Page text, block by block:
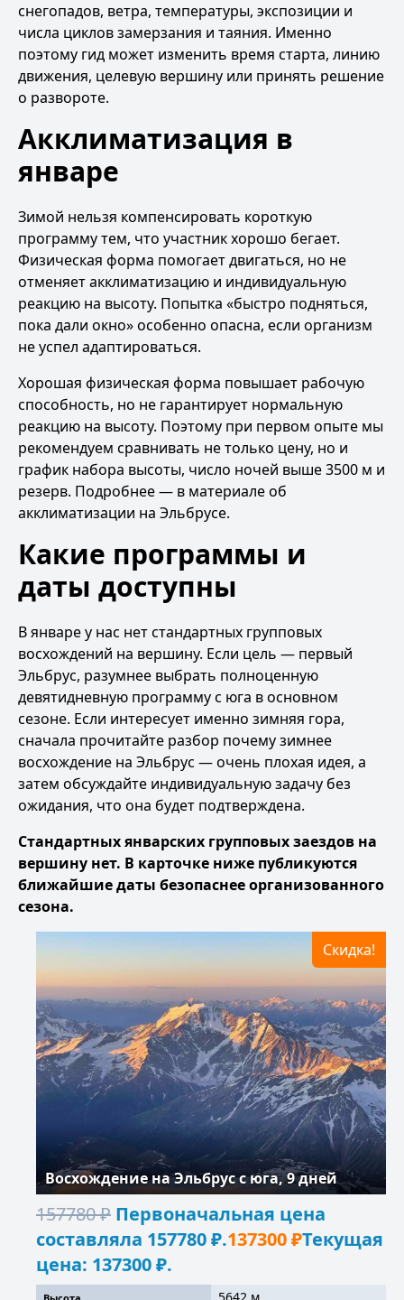
снегопадов, ветра, температуры, экспозиции и
числа циклов замерзания и таяния. Именно
поэтому гид может изменить время старта, линию
движения, целевую вершину или принять решение
о развороте.
Акклиматизация в
январе
Зимой нельзя компенсировать короткую
программу тем, что участник хорошо бегает.
Физическая форма помогает двигаться, но не
отменяет акклиматизацию и индивидуальную
реакцию на высоту. Попытка «быстро подняться,
пока дали окно» особенно опасна, если организм
не успел адаптироваться.
Хорошая физическая форма повышает рабочую
способность, но не гарантирует нормальную
реакцию на высоту. Поэтому при первом опыте мы
рекомендуем сравнивать не только цену, но и
график набора высоты, число ночей выше 3500 м и
резерв. Подробнее — в материалеоб
акклиматизации на Эльбрусе.
Какие программы и
даты доступны
В январе у нас нет стандартных групповых
восхождений на вершину. Если цель — первый
Эльбрус, разумнее выбрать полноценную
девятидневную программу с юга в основном
сезоне. Если интересует именно зимняя гора,
сначала прочитайте разбор почему зимнее
восхождение на Эльбрус — очень плохая идея, а
затем обсуждайте индивидуальную задачу без
ожидания, что она будет подтверждена.
Стандартных январских групповых заездов на
вершину нет. В карточке ниже публикуются
ближайшие даты безопаснее организованного
сезона.
Скидка!
Восхождение на Эльбрус с юга, 9 дней
157780₽ Первоначальная цена
составляла 157780 ₽.137300₽Текущая
цена: 137300 ₽.